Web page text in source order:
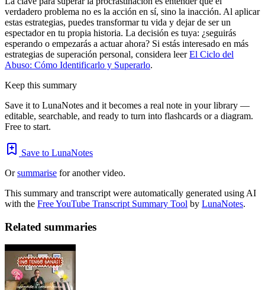
verdadero problema no es la acción en sí, sino la inacción. Al aplicar
estas estrategias, puedes transformar tu vida y dejar de ser un
espectador en tu propia historia. La decisión es tuya: ¿seguirás
esperando o empezarás a actuar ahora? Si estás interesado en más
estrategias de superación personal, considera leerEl Ciclo del
Abuso: Cómo Identificarlo y Superarlo.
Keep this summary
Save it to LunaNotes and it becomes a real note in your library —
editable, searchable, and ready to turn into flashcards or a diagram.
Free to start.
Save to LunaNotes
Orsummarise for another video.
This summary and transcript were automatically generated using AI
with the Free YouTube Transcript Summary Tool by LunaNotes.
Related summaries